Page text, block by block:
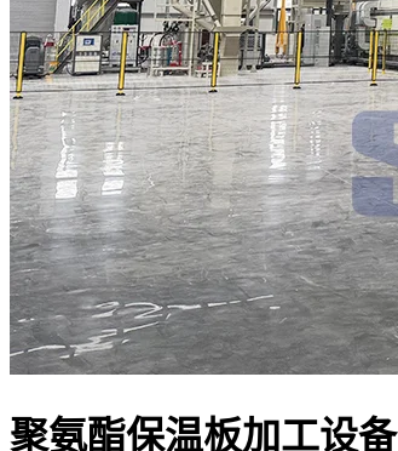
聚氨酯保温板加工设备